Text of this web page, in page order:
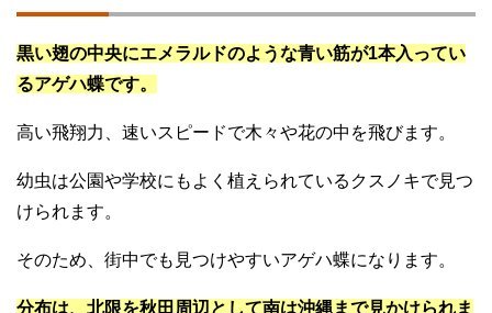
黒い翅の中央にエメラルドのような青い筋が1本入ってい
るアゲハ蝶です。
高い飛翔力、速いスピードで木々や花の中を飛びます。
幼虫は公園や学校にもよく植えられているクスノキで見つ
けられます。
そのため、街中でも見つけやすいアゲハ蝶になります。
分布は、北限を秋田周辺として南は沖縄まで見かけられま